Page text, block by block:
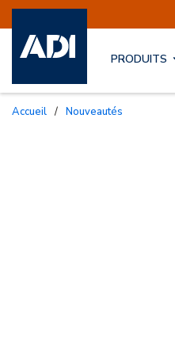
PRODUITS
Accueil / Nouveautés